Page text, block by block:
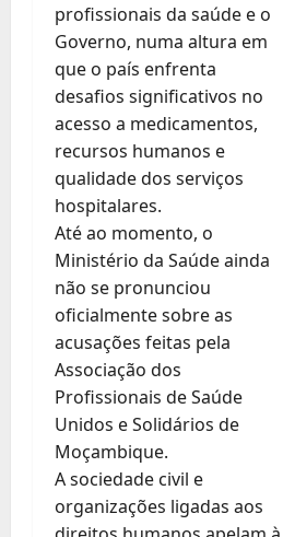
profissionais da saúde e o
Governo, numa altura em
que o país enfrenta
desafios significativos no
acesso a medicamentos,
recursos humanos e
qualidade dos serviços
hospitalares.
Até ao momento, o
Ministério da Saúde ainda
não se pronunciou
oficialmente sobre as
acusações feitas pela
Associação dos
Profissionais de Saúde
Unidos e Solidários de
Moçambique.
A sociedade civil e
organizações ligadas aos